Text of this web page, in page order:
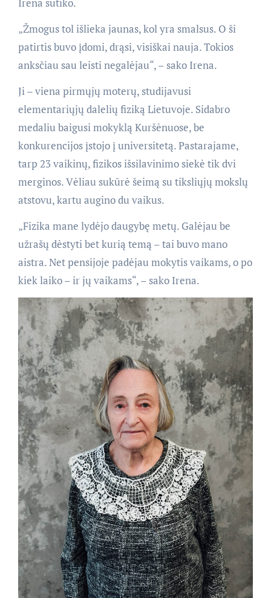
Irena sutiko.
„Žmogus tol išlieka jaunas, kol yra smalsus. O ši
patirtis buvo įdomi, drąsi, visiškai nauja. Tokios
anksčiau sau leisti negalėjau“, – sako Irena.
Ji – viena pirmųjų moterų, studijavusi
elementariųjų dalelių fiziką Lietuvoje. Sidabro
medaliu baigusi mokyklą Kuršėnuose, be
konkurencijos įstojo į universitetą. Pastarajame,
tarp 23 vaikinų, fizikos išsilavinimo siekė tik dvi
merginos. Vėliau sukūrė šeimą su tiksliųjų mokslų
atstovu, kartu augino du vaikus.
„Fizika mane lydėjo daugybę metų. Galėjau be
užrašų dėstyti bet kurią temą – tai buvo mano
aistra. Net pensijoje padėjau mokytis vaikams, o po
kiek laiko – ir jų vaikams“, – sako Irena.